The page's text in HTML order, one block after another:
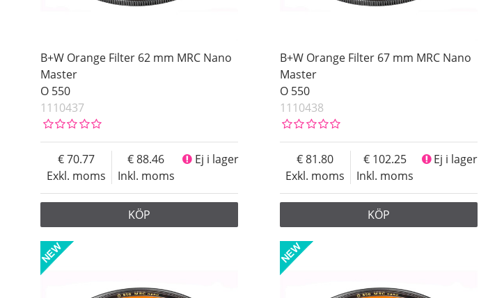
B+W Orange Filter 62 mm MRC Nano
Master
O 550
1110437
Exkl. moms
70.77
Inkl. moms
88.46 Ej i lager
KÖP
B+W Orange Filter 67 mm MRC Nano
Master
O 550
1110438
Exkl. moms
81.80
Inkl. moms
102.25 Ej i lager
KÖP